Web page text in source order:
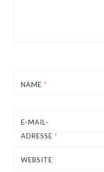
NAME *
E-MAIL-
ADRESSE *
WEBSITE